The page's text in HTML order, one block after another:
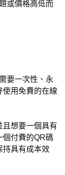
或價格高低而
要一次性、永
使用免費的在線
且想要一個具有
個付費的QR碼
持具有成本效